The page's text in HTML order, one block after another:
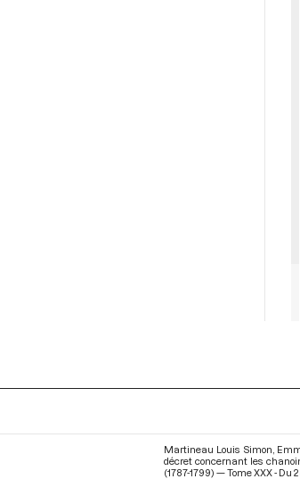
Martineau Louis Simon,
décret concernant les
(1787-1799) — Tome XXX - Du